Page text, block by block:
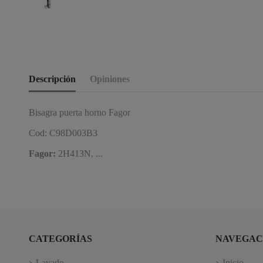
Descripción Opiniones
Bisagra puerta horno Fagor
Cod: C98D003B3
Fagor: 2H413N, ...
CATEGORÍAS